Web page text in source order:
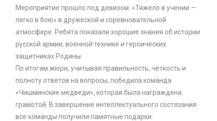
Мероприятие прошло под девизом: «Тяжело в учении —
легко в бою» в дружеской и соревновательной
атмосфере. Ребята показали хорошие знания об истории
русской армии, военной технике и героических
защитниках Родины.
По итогам жюри, учитывая правильность, чёткость и
полноту ответов на вопросы, победила команда
«Чишминские медведи», которая была награждена
грамотой. В завершение интеллектуального состязания
все команды получили памятные подарки.